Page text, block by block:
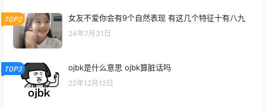
TOP2 女友不爱你会有9个自然表现 有这几个特征十有八九
24年7月31日
TOP3 ojbk是什么意思 ojbk算脏话吗
22年12月12日